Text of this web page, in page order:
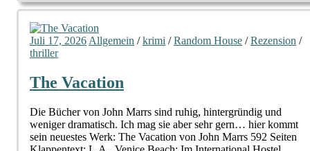
Juli 17, 2026 Allgemein /krimi /Random House /Rezension /
thriller
The Vacation
Die Bücher von John Marrs sind ruhig, hintergründig und
weniger dramatisch. Ich mag sie aber sehr gern… hier kommt
sein neuestes Werk: The Vacation von John Marrs 592 Seiten